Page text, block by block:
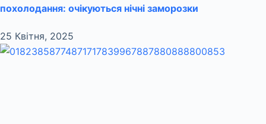
похолодання: очікуються нічні заморозки
25 Квітня, 2025